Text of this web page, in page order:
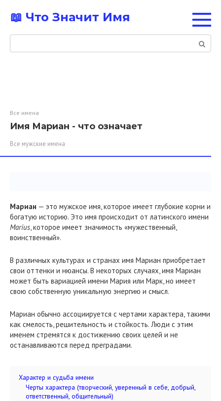
контенту
📖 Что Значит Имя
Поиск:
Все имена
Имя Мариан - что означает
Все мужские имена
Мариан — это мужское имя, которое имеет глубокие корни и
богатую историю. Это имя происходит от латинского имени
Marius, которое имеет значимость «мужественный,
воинственный».
В различных культурах и странах имя Мариан приобретает
свои оттенки и нюансы. В некоторых случаях, имя Мариан
может быть вариацией имени Мария или Марк, но имеет
свою собственную уникальную энергию и смысл.
Мариан обычно ассоциируется с чертами характера, такими
как смелость, решительность и стойкость. Люди с этим
именем стремятся к достижению своих целей и не
останавливаются перед преградами.
Характер и судьба имени
Черты характера (творческий, уверенный в себе, добрый,
ответственный, общительный)